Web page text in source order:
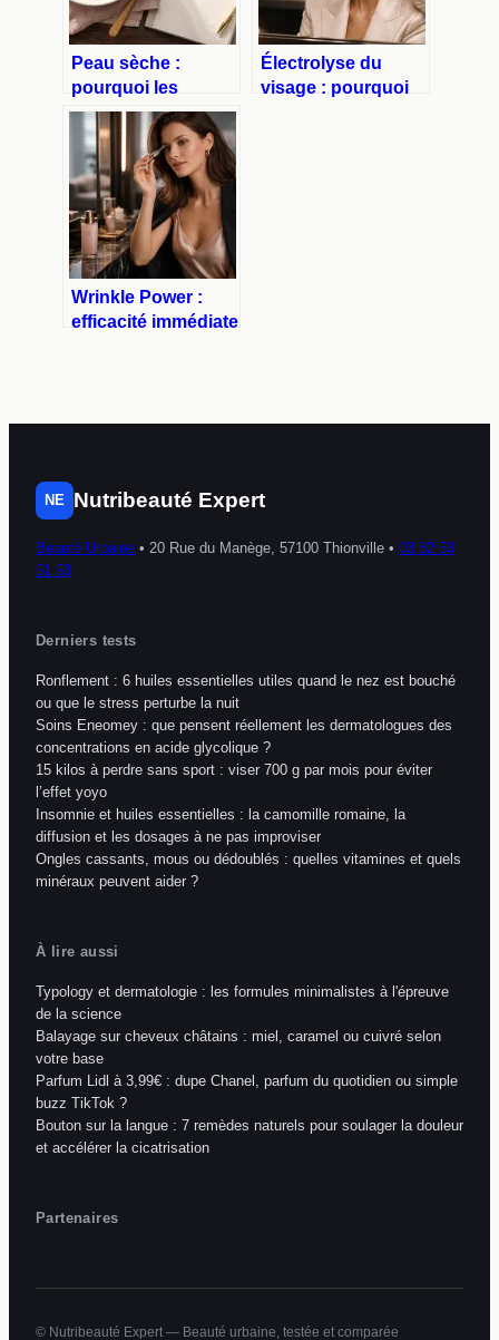
Peau sèche :
pourquoi les
compléments
alimentaires
surpassent les
crèmes
hydratantes
Électrolyse du
visage : pourquoi
Wrinkle Power :
efficacité immédiate
NE Nutribeauté Expert
Beauté Urbaine • 20 Rue du Manège, 57100 Thionville • 03 82 53
51 53
Derniers tests
Ronflement : 6 huiles essentielles utiles quand le nez est bouché
ou que le stress perturbe la nuit
Soins Eneomey : que pensent réellement les dermatologues des
concentrations en acide glycolique ?
15 kilos à perdre sans sport : viser 700 g par mois pour éviter
l’effet yoyo
Insomnie et huiles essentielles : la camomille romaine, la
diffusion et les dosages à ne pas improviser
Ongles cassants, mous ou dédoublés : quelles vitamines et quels
minéraux peuvent aider ?
À lire aussi
Typology et dermatologie : les formules minimalistes à l'épreuve
de la science
Balayage sur cheveux châtains : miel, caramel ou cuivré selon
votre base
Parfum Lidl à 3,99€ : dupe Chanel, parfum du quotidien ou simple
buzz TikTok ?
Bouton sur la langue : 7 remèdes naturels pour soulager la douleur
et accélérer la cicatrisation
Partenaires
© Nutribeauté Expert — Beauté urbaine, testée et comparée